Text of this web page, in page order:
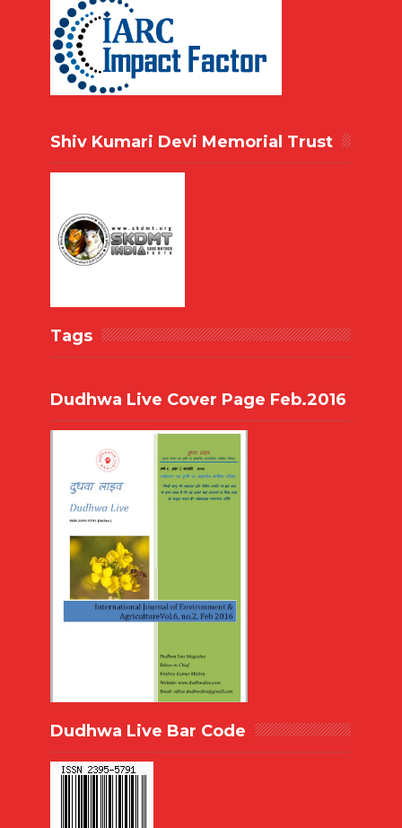
Shiv Kumari Devi Memorial Trust
Tags
Dudhwa Live Cover Page Feb.2016
Dudhwa Live Bar Code